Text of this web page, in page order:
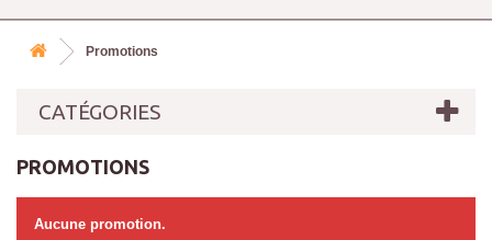
Promotions
CATÉGORIES
PROMOTIONS
Aucune promotion.